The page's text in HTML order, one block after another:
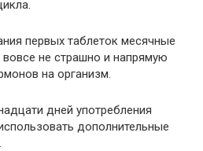
первых таблеток месячные
вовсе не страшно и напрямую
на организм.
дней употребления
дополнительные